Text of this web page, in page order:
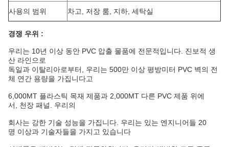
사용의 범위 차고, 저장 룸, 지하, 세탁실
경쟁 우위 :
우리는 10년 이상 동안 PVC 압출 물품에 전문적입니다. 진보적 생
산 라인으로
독일과 이탈리아로부터, 우리는 500만 이상 평방미터 PVC 벽의 전
체 연간 용량을 가집니다고
6,000MT 플라스틱 목재 제품과 2,000MT 다른 PVC 제품 위에
서, 천장 패널. 우리의
회사는 강한 기술 성능을 가집니다. 우리는 있는 엔지니어들 20
명 이상과 기술자들을 가지고 있습니다